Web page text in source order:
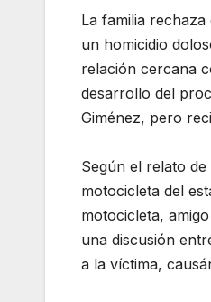
La familia
un homicidio
relación cercana
desarrollo del
Giménez, pero
Según el relato
motocicleta del
motocicleta,
una discusión
a la víctima,